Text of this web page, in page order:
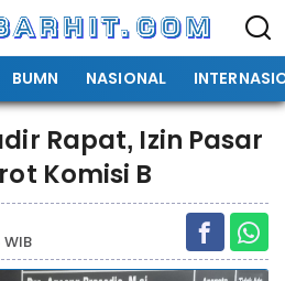
BUMN NASIONAL
Rapat, Izin Pasar
Komisi B